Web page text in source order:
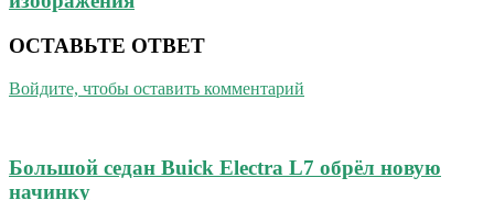
ОСТАВЬТЕ ОТВЕТ
Войдите, чтобы оставить комментарий
Большой седан Buick Electra L7 обрёл новую
начинку